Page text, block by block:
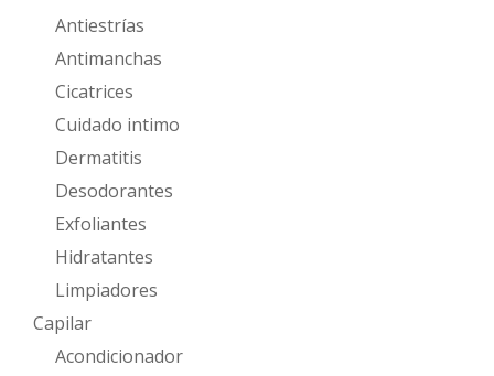
Antiestrías
Antimanchas
Cicatrices
Cuidado intimo
Dermatitis
Desodorantes
Exfoliantes
Hidratantes
Limpiadores
Capilar
Acondicionador